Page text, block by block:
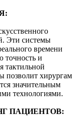
Эти системы
времени
точность и
тактильной
позволит хирургам
значительным
технологиями.
ПАЦИЕНТОВ: